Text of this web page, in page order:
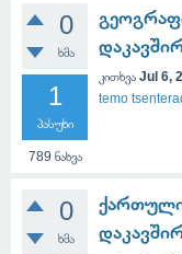
0
ხმა
1
პასუხი
789 ნახვა
კითხვა Jul 6,
temo
0
ხმა